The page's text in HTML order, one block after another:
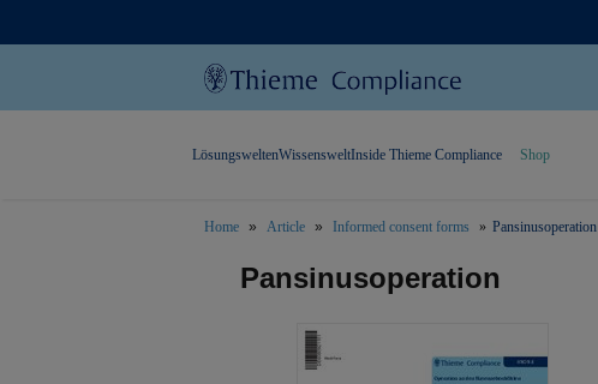
LösungsweltenWissensweltInside Thieme Compliance Shop
Home Article Informed consent forms Pansinusoperation
Pansinusoperation